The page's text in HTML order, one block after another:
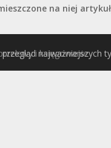
na niej
i księgowanie
najważniejszych